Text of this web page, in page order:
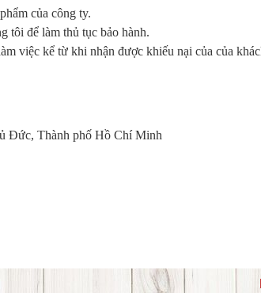
của công ty.
tôi để làm thủ tục bảo hành.
việc kể từ khi nhận được khiếu nại của của
Đức, Thành phố Hồ Chí Minh